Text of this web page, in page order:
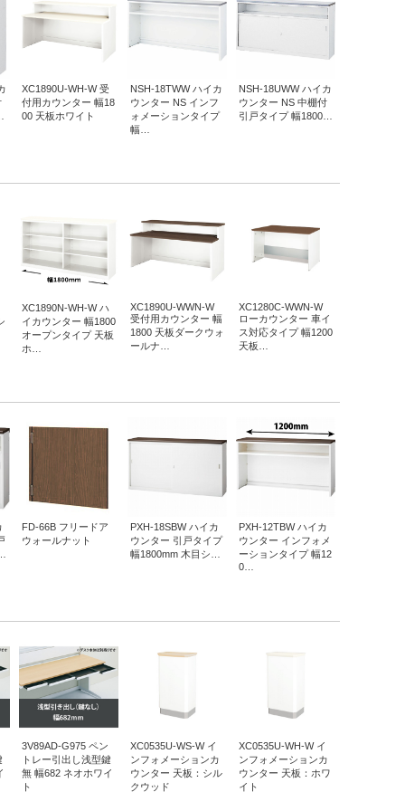
XC1890U-WH-W 受
付用カウンター 幅18
00 天板ホワイト
NSH-18TWW ハイカ
ウンター NS インフ
ォメーションタイプ
幅…
NSH-18UWW ハイカ
ウンター NS 中棚付
引戸タイプ 幅1800…
XC1890N-WH-W ハ
イカウンター 幅1800
オープンタイプ 天板
ホ…
XC1890U-WWN-W
受付用カウンター 幅
1800 天板ダークウォ
ールナ…
XC1280C-WWN-W
ローカウンター 車イ
ス対応タイプ 幅1200
天板…
FD-66B フリードア
ウォールナット
PXH-18SBW ハイカ
ウンター 引戸タイプ
幅1800mm 木目シ…
PXH-12TBW ハイカ
ウンター インフォメ
ーションタイプ 幅12
0…
3V89AD-G975 ペン
トレー引出し浅型鍵
無 幅682 ネオホワイ
ト
XC0535U-WS-W イ
ンフォメーションカ
ウンター 天板：シル
クウッド
XC0535U-WH-W イ
ンフォメーションカ
ウンター 天板：ホワ
イト